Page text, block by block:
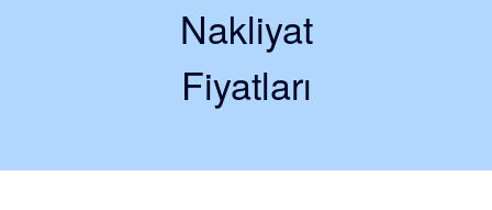
Nakliyat
Fiyatları